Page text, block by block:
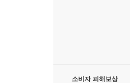
소비자 피해보상